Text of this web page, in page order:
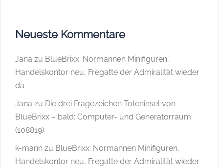
Neueste Kommentare
Jana zu BlueBrixx: Normannen Minifiguren,
Handelskontor neu, Fregatte der Admiralität wieder
da
Jana zu Die drei Fragezeichen Toteninsel von
BlueBrixx – bald: Computer- und Generatorraum
(108819)
k-mann zu BlueBrixx: Normannen Minifiguren,
Handelskontor neu, Fregatte der Admiralität wieder